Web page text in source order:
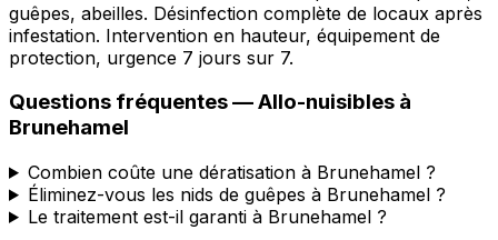
guêpes, abeilles. Désinfection complète de locaux après
infestation. Intervention en hauteur, équipement de
protection, urgence 7 jours sur 7.
Questions fréquentes —Allo-nuisibles à
Brunehamel
Combien coûte une dératisation à Brunehamel ?
Éliminez-vous les nids de guêpes à Brunehamel ?
Le traitement est-il garanti à Brunehamel ?